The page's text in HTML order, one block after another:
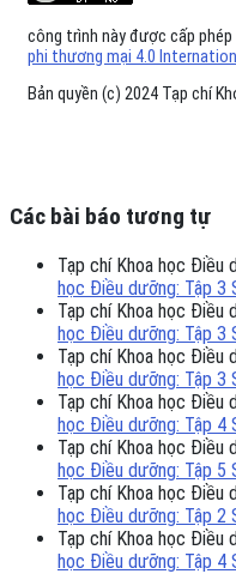
công trình này được cấp
phi thương mại 4.0
Bản quyền (c) 2024 Tạp chí
Các bài báo tương tự
Tạp chí Khoa học Điều
học Điều dưỡng: Tập 3
Tạp chí Khoa học Điều
học Điều dưỡng: Tập 3
Tạp chí Khoa học Điều
học Điều dưỡng: Tập 3
Tạp chí Khoa học Điều
học Điều dưỡng: Tập 4
Tạp chí Khoa học Điều
học Điều dưỡng: Tập 5
Tạp chí Khoa học Điều
học Điều dưỡng: Tập 2
Tạp chí Khoa học Điều
học Điều dưỡng: Tập 4